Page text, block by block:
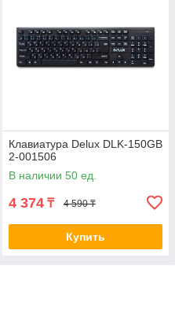
Клавиатура Delux DLK-150GB
2-001506
В наличии 50 ед.
4 374 ₸ 4 590 ₸
Купить